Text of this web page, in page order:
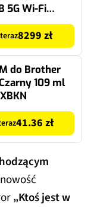
5G Wi-Fi
8299 zł
do Brother
109 ml
41.36 zł
„Ktoś jest w